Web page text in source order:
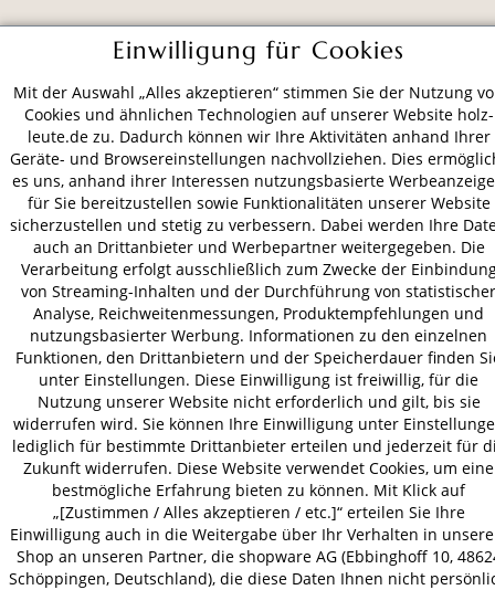
VERSAND
AGB Datenschutz
Impressum
© 2026 HOLZ-LEUTE
* Alle Preise inkl. gesetzl. Mehrwertsteuer zzgl.Versandkosten.
Einwilligung für Cookies
Mit der Auswahl „Alles akzeptieren“ stimmen Sie der Nutzung
Cookies und ähnlichen Technologien auf unserer Website holz-
leute.de zu. Dadurch können wir Ihre Aktivitäten anhand Ihrer
Geräte- und Browsereinstellungen nachvollziehen. Dies
es uns, anhand ihrer Interessen nutzungsbasierte
für Sie bereitzustellen sowie Funktionalitäten unserer Website
sicherzustellen und stetig zu verbessern. Dabei werden Ihre
auch an Drittanbieter und Werbepartner weitergegeben. Die
Verarbeitung erfolgt ausschließlich zum Zwecke der
von Streaming-Inhalten und der Durchführung von statistischer
Analyse, Reichweitenmessungen, Produktempfehlungen und
nutzungsbasierter Werbung. Informationen zu den einzelnen
Funktionen, den Drittanbietern und der Speicherdauer finden
unter Einstellungen. Diese Einwilligung ist freiwillig, für die
Nutzung unserer Website nicht erforderlich und gilt, bis sie
widerrufen wird. Sie können Ihre Einwilligung unter
lediglich für bestimmte Drittanbieter erteilen und jederzeit für
Zukunft widerrufen. Diese Website verwendet Cookies, um eine
bestmögliche Erfahrung bieten zu können. Mit Klick auf
„[Zustimmen / Alles akzeptieren / etc.]“ erteilen Sie Ihre
Einwilligung auch in die Weitergabe über Ihr Verhalten in
Shop an unseren Partner, die shopware AG (Ebbinghoff 10,
Schöppingen, Deutschland), die diese Daten Ihnen nicht